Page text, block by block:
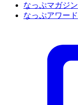
なっぷマガジン
なっぷアワード